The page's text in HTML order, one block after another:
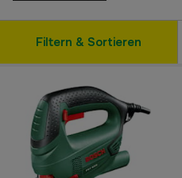
Filtern & Sortieren